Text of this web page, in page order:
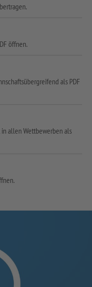
öffnen.
als PDF
allen Wettbewerben als